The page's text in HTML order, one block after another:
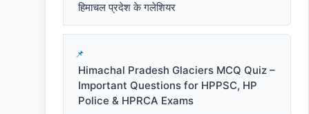
हिमाचल प्रदेश के गलेशियर
Himachal Pradesh Glaciers MCQ Quiz –
Important Questions for HPPSC, HP
Police & HPRCA Exams